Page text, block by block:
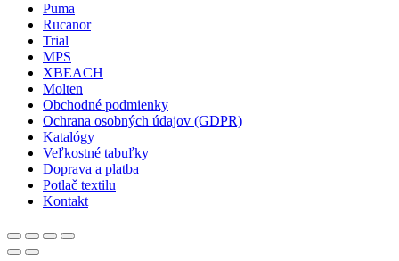
Puma
Rucanor
Trial
MPS
XBEACH
Molten
Obchodné podmienky
Ochrana osobných údajov (GDPR)
Katalógy
Veľkostné tabuľky
Doprava a platba
Potlač textilu
Kontakt